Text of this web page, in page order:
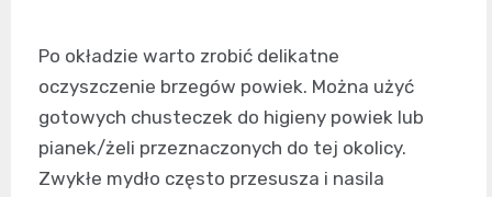
Po okładzie warto zrobić delikatne
oczyszczenie brzegów powiek. Można użyć
gotowych chusteczek do higieny powiek lub
pianek/żeli przeznaczonych do tej okolicy.
Zwykłe mydło często przesusza i nasila